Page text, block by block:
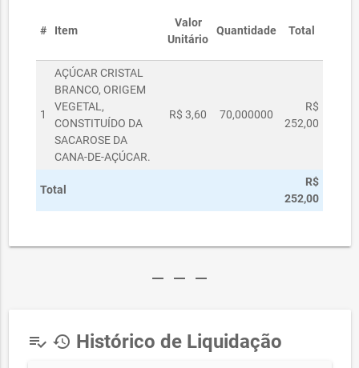
# Item
Valor
Unitário
Quantidade Total
1
AÇÚCAR CRISTAL
BRANCO, ORIGEM
VEGETAL,
CONSTITUÍDO DA
SACAROSE DA
CANA-DE-AÇÚCAR.
R$ 3,60 70,000000
R$
252,00
Total
R$
252,00
remove remove remove
playlist_add_check history Histórico de Liquidação